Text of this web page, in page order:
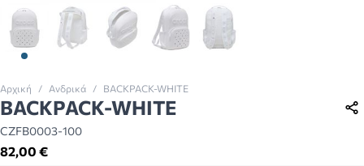
View larger image
View larger image
View larger image
View larger imageView larger image
Αρχική / Ανδρικά / BACKPACK-WHITE
BACKPACK-WHITE
CZFB0003-100
82,00 €